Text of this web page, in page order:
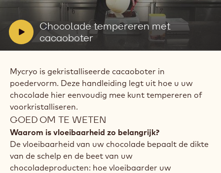
V
i
d
o
:
Chocolade tempereren met
cacaoboter
afspelen:
tempereren
met
cacaoboter
Mycryo is gekristalliseerde cacaoboter in
poedervorm. Deze handleiding legt uit hoe u uw
chocolade hier eenvoudig mee kunt tempereren of
voorkristalliseren.
GOED OM TE WETEN
Waarom is vloeibaarheid zo belangrijk?
De vloeibaarheid van uw chocolade bepaalt de dikte
van de schelp en de beet van uw
chocoladeproducten: hoe vloeibaarder uw